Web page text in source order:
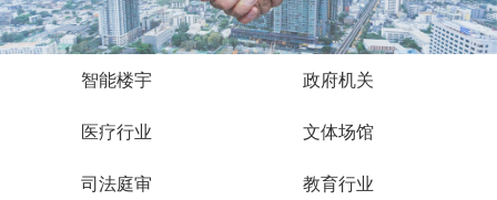
智能楼宇 政府机关
医疗行业 文体场馆
司法庭审 教育行业